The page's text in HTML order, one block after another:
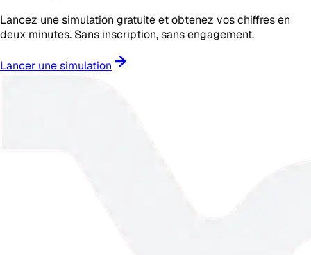
Lancez une simulation gratuite et obtenez vos chiffres en
deux minutes. Sans inscription, sans engagement.
Lancer une simulation